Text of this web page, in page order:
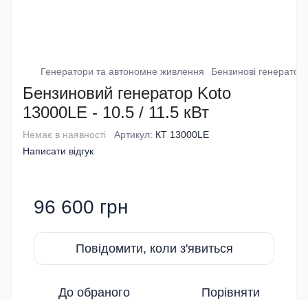
Генератори та автономне живлення Бензинові
Бензиновий генератор Koto
13000LE - 10.5 / 11.5 кВт
Немає в наявності Артикул: КТ 13000LE
Написати відгук
96 600 грн
Повідомити, коли з'явиться
До обраного Порівняти